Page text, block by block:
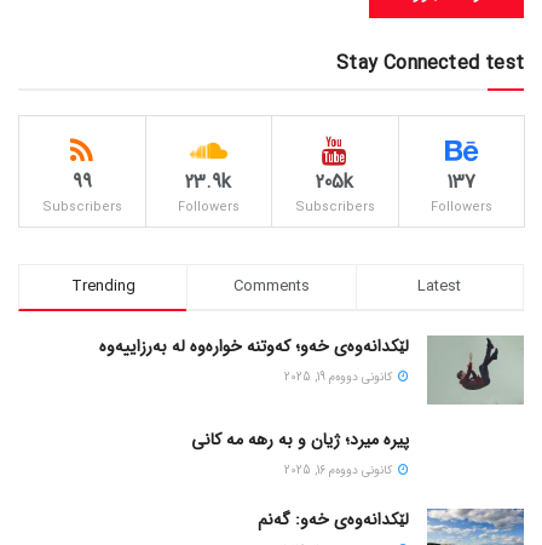
Stay Connected test
137
Followers
205k
Subscribers
23.9k
Followers
99
Subscribers
Trending Comments Latest
لێکدانەوەی خەو؛ کەوتنە خوارەوە لە بەرزاییەوە
كانونی دووه‌م 19, 2025
پیره میرد؛ ژیان و به رهه مه کانی
كانونی دووه‌م 16, 2025
لێکدانەوەی خەو: گەنم